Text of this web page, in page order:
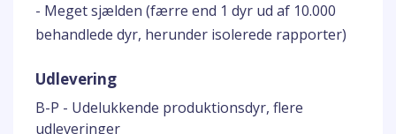
- Meget sjælden (færre end 1 dyr ud af 10.000
behandlede dyr, herunder isolerede rapporter)
Udlevering
B-P - Udelukkende produktionsdyr, flere
udleveringer